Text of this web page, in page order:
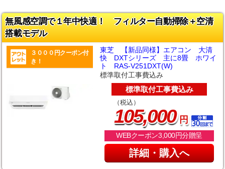
無風感空調で１年中快適！ フィルター自動掃除＋空清
搭載モデル
３０００円クーポン付
き！
東芝 【新品同様】エアコン 大清
快 DXTシリーズ 主に8畳 ホワイ
ト RAS-V251DXT(W)
標準取付工事費込み
標準取付工事費込み
（税込）
105,000円
WEBクーポン3,000円分贈呈
詳細・購入へ